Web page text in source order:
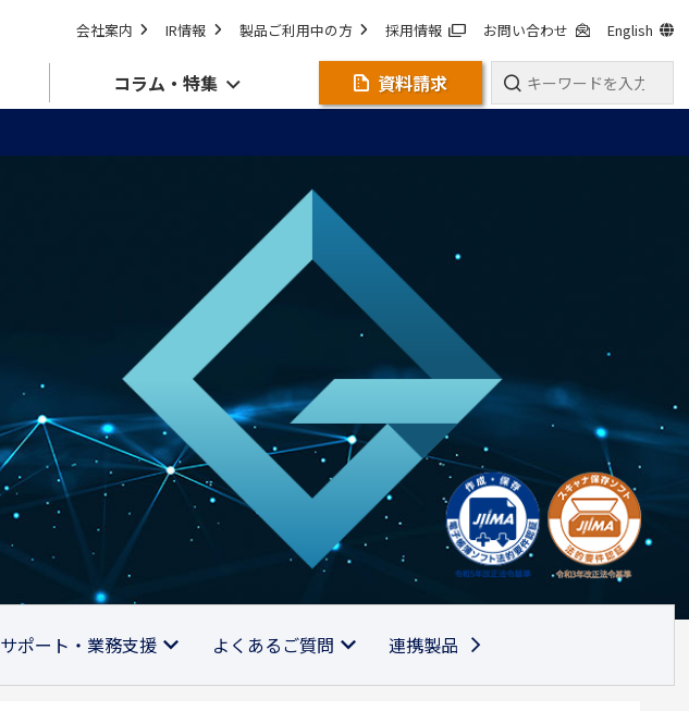
会社案内 IR情報 製品ご利用中の方 採用情報 お問い合わせ English
コラム・特集 資料請求
サポート・業務支援 よくあるご質問 連携製品